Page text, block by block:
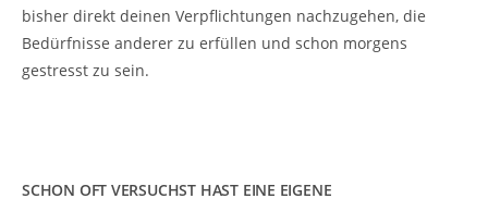
bisher direkt deinen Verpflichtungen nachzugehen, die
Bedürfnisse anderer zu erfüllen und schon morgens
gestresst zu sein.
SCHON OFT VERSUCHST HAST EINE EIGENE